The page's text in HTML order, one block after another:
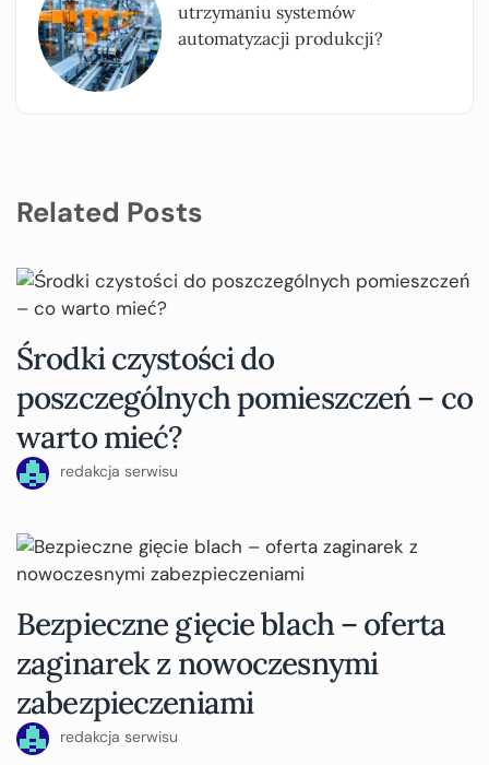
utrzymaniu systemów
automatyzacji produkcji?
Related Posts
Środki czystości do
poszczególnych pomieszczeń – co
warto mieć?
redakcja serwisu
Bezpieczne gięcie blach – oferta
zaginarek z nowoczesnymi
zabezpieczeniami
redakcja serwisu